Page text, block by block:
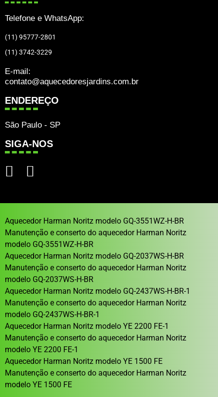
Telefone e WhatsApp:
(11) 95777-2801
(11) 3742-3229
E-mail:
contato@aquecedoresjardins.com.br
ENDEREÇO
São Paulo - SP
SIGA-NOS
Aquecedor Harman Noritz modelo GQ-3551WZ-H-BR
Manutenção e conserto do aquecedor Harman Noritz
modelo GQ-3551WZ-H-BR
Aquecedor Harman Noritz modelo GQ-2037WS-H-BR
Manutenção e conserto do aquecedor Harman Noritz
modelo GQ-2037WS-H-BR
Aquecedor Harman Noritz modelo GQ-2437WS-H-BR-1
Manutenção e conserto do aquecedor Harman Noritz
modelo GQ-2437WS-H-BR-1
Aquecedor Harman Noritz modelo YE 2200 FE-1
Manutenção e conserto do aquecedor Harman Noritz
modelo YE 2200 FE-1
Aquecedor Harman Noritz modelo YE 1500 FE
Manutenção e conserto do aquecedor Harman Noritz
modelo YE 1500 FE